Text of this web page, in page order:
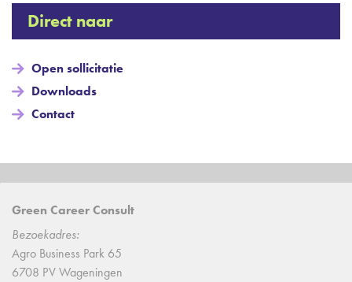
Direct naar
Open sollicitatie
Downloads
Contact
Green Career Consult
Bezoekadres:
Agro Business Park 65
6708 PV Wageningen